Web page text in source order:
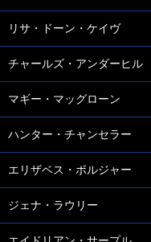
リサ・ドーン・ケイヴ
チャールズ・アンダーヒル
マギー・マッグローン
ハンター・チャンセラー
エリザベス・ボルジャー
ジェナ・ラウリー